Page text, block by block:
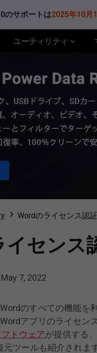
のサポートは2025年10月
ユーティリティ
Wordのライセンス認
イセンス
May 7, 2022
のすべての機能を
アプリのライセン
トウェアが提供する
元ツールも紹介されま